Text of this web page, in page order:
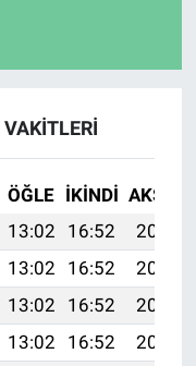
ÖĞLE İKINDI AKŞAM
13:02 16:52
20:13
13:02 16:52
20:12
13:02 16:52
20:11
13:02 16:52
20:10